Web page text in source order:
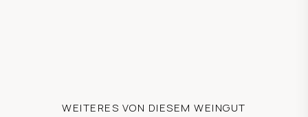
WEITERES VON DIESEM WEINGUT